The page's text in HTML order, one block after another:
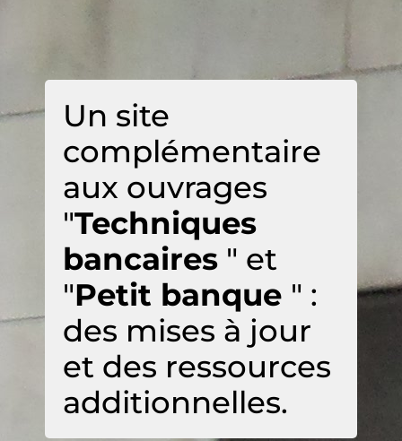
Un site
complémentaire
aux ouvrages
"Techniques
bancaires " et
"Petit banque " :
des mises à jour
et des ressources
additionnelles.